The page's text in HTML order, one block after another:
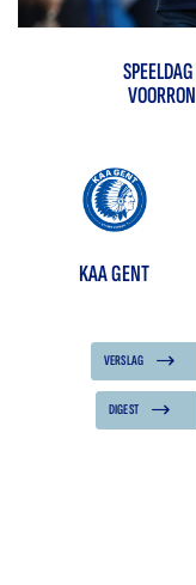
SPEELDAG
KAA GENT
VERSLAG
DIGEST